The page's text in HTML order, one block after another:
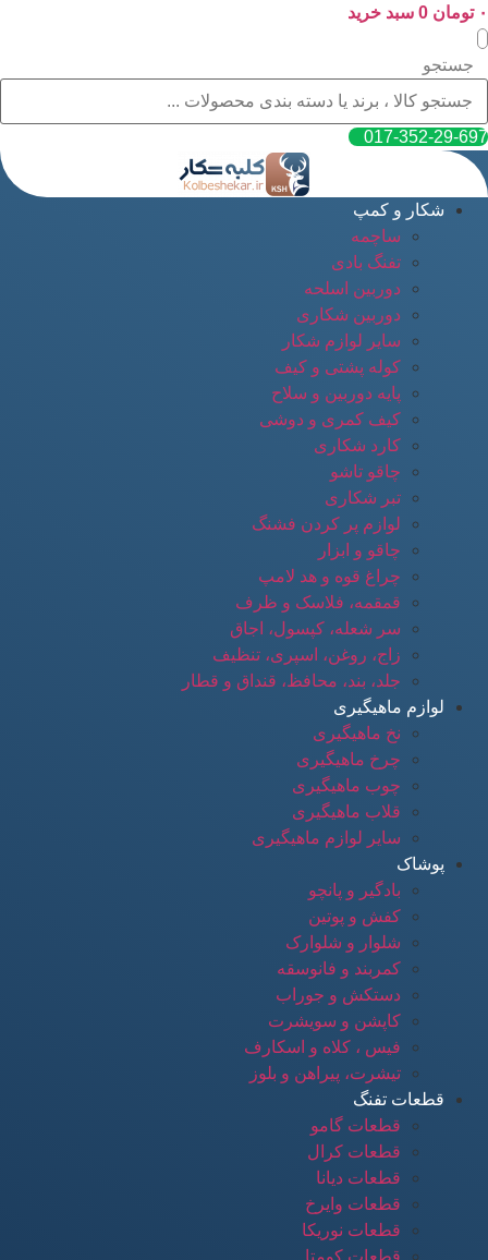
پرش
به
محتوا
۰ تومان 0 سبد خرید
جستجو
017-352-29-697
شکار و کمپ
ساچمه
تفنگ بادی
دوربین اسلحه
دوربین شکاری
سایر لوازم شکار
کوله پشتی و کیف
پایه دوربین و سلاح
کیف کمری و دوشی
کارد شکاری
چاقو تاشو
تبر شکاری
لوازم پر کردن فشنگ
چاقو و ابزار
چراغ قوه و هد لامپ
قمقمه، فلاسک و ظرف
سر شعله، کپسول، اجاق
زاج، روغن، اسپری، تنظیف
جلد، بند، محافظ، قنداق و قطار
لوازم ماهیگیری
نخ ماهیگیری
چرخ ماهیگیری
چوب ماهیگیری
قلاب ماهیگیری
سایر لوازم ماهیگیری
پوشاک
بادگیر و پانچو
کفش و پوتین
شلوار و شلوارک
کمربند و فانوسقه
دستکش و جوراب
کاپشن و سویشرت
فیس ، کلاه و اسکارف
تیشرت، پیراهن و بلوز
قطعات تفنگ
قطعات گامو
قطعات کرال
قطعات دیانا
قطعات وایرخ
قطعات نوریکا
قطعات کومتا